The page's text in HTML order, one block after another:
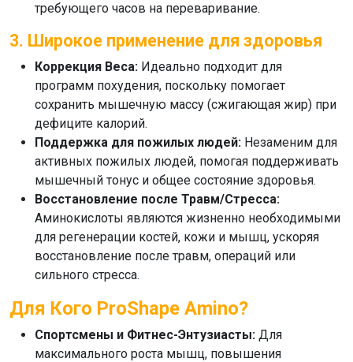
требующего часов на переваривание.
3. Широкое применение для здоровья
Коррекция Веса: Идеально подходит для
программ похудения, поскольку помогает
сохранить мышечную массу (сжигающая жир) при
дефиците калорий.
Поддержка для пожилых людей: Незаменим для
активных пожилых людей, помогая поддерживать
мышечный тонус и общее состояние здоровья.
Восстановление после Травм/Стресса:
Аминокислоты являются жизненно необходимыми
для регенерации костей, кожи и мышц, ускоряя
восстановление после травм, операций или
сильного стресса.
Для Кого ProShape Amino?
Спортсмены и Фитнес-Энтузиасты: Для
максимального роста мышц, повышения